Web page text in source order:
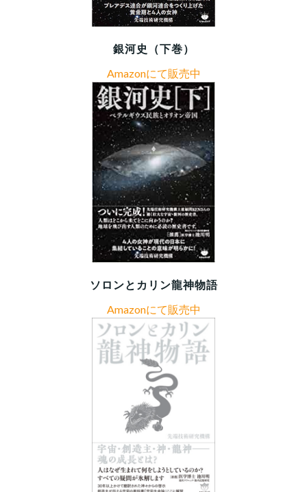
銀河史（下巻）
Amazonにて販売中
ソロンとカリン龍神物語
Amazonにて販売中